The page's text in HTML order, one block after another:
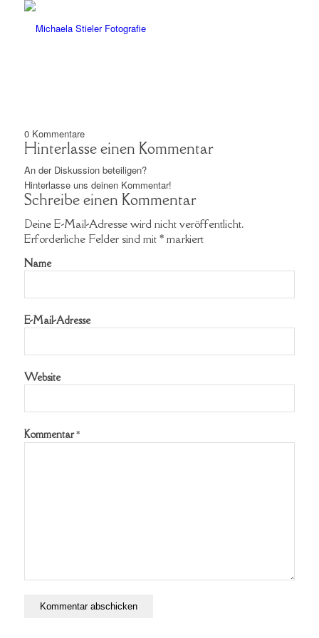
0 Kommentare
Hinterlasse einen Kommentar
An der Diskussion beteiligen?
Hinterlasse uns deinen Kommentar!
Schreibe einen Kommentar
Deine E-Mail-Adresse wird nicht veröffentlicht.
Erforderliche Felder sind mit *markiert
Name
E-Mail-Adresse
Website
Kommentar*